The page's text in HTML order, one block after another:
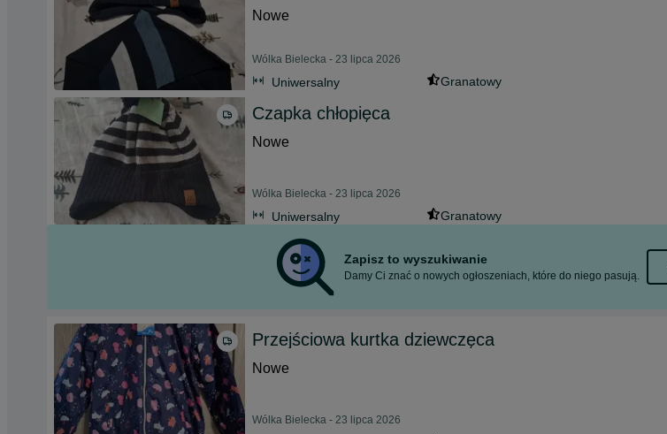
Nowe
Wólka Bielecka - 23 lipca 2026
Uniwersalny Granatowy
Czapka chłopięca
Nowe
Wólka Bielecka - 23 lipca 2026
Uniwersalny Granatowy
Zapisz to wyszukiwanie
Damy Ci znać o nowych ogłoszeniach, które do niego pasują.
Przejściowa kurtka dziewczęca
Nowe
Wólka Bielecka - 23 lipca 2026